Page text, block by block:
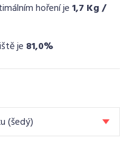
hoření je1,7 Kg /
je 81,0%
(šedý)